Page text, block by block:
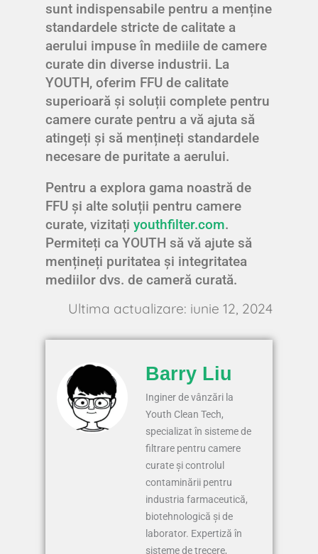
sunt indispensabile pentru a menține
standardele stricte de calitate a
aerului impuse în mediile de camere
curate din diverse industrii. La
YOUTH, oferim FFU de calitate
superioară și soluții complete pentru
camere curate pentru a vă ajuta să
atingeți și să mențineți standardele
necesare de puritate a aerului.
Pentru a explora gama noastră de
FFU și alte soluții pentru camere
curate, vizitați youthfilter.com.
Permiteți ca YOUTH să vă ajute să
mențineți puritatea și integritatea
mediilor dvs. de cameră curată.
Ultima actualizare: iunie 12, 2024
Barry Liu
Inginer de vânzări la
Youth Clean Tech,
specializat în sisteme de
filtrare pentru camere
curate și controlul
contaminării pentru
industria farmaceutică,
biotehnologică și de
laborator. Expertiză în
sisteme de trecere,